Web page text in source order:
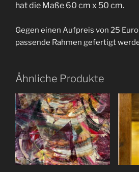
hat die Maße 60 cm x 50 cm.
Gegen einen Aufpreis von 25
passende Rahmen gefertigt
Ähnliche Produkte